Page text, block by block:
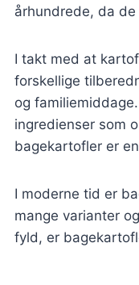
århundrede, da
I takt med at
forskellige
og
ingredienser som
bagekartofler er
I moderne tid er
mange varianter
fyld, er